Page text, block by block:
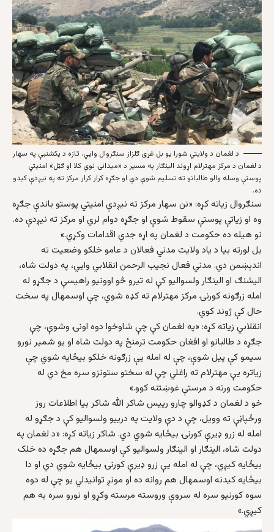
د لغمان د ولایتي شورا یو بل غړی ګلزاز سنګروال وایي، تازه د یکشنبې په سهار
د لغمان د مرکز مهترلام اړوند الینګار په مسیر د «میدانۍ نوې کلا او ګټل» امنیتي
پوستې وسله والو طالبانو ته تسلیم شوې دي او جګړه کرار کرار مرکز ته په نیږدې کیدو
ده.
سنګروال زیاته کړه: «نن سهار مرکز ته نیږدې امنیتي پوستو باندې جګړه
وه او زیاتې پوستې سقوط شوې او جګړه دوام لري او مرکز ته نیږدې ده.
نو هیله ده حکومت د لغمان په اړه جدي اقدامات وکړي.»
بل لورته بیا د یاد ولایت مدني فعالان د عامو خلکو وضعیت ته
اندېښمن دي. مدني فعال نجیب الرحمن انقلابي وایي، په دولت شاه،
الیشنګ او الینګار ولسوالیو کې له تیرو څو اوونیو راهیسې د جګړو له
امله زرګونه کورنۍ مرکز مهترلام ته کډه شوي، چې اوسمهال په سخت
حال کې ژوند کوي.
انقلابي زیاته کړه: «په لغمان کې چې شاوخوا دوه اونۍ وشوې، چې
جګړه د طالبانو او افغان حکومت ترمنځ په دولت شاه او یو شمیر نورو
سیمو کې پیل شوې، چې له امله یې زرګونه خلکو بیځایه شوي چې
زیاتره یې مهترلام ته راغلي چې له سختو ستونزو سره مخ دي له
حکومت ورته د مرستې غوښتنه کوو.»
خو د لغمان د کډوالو چارو رییس شاکر الله شاکر بیا اطلاعات روز
ورځپاڼې ته وویل، چې د دې ولایت په درییو ولسوالیو کې د جګړو له
امله له زرو ډیرې کورنۍ بیځایه شوي دي. شاکر زیاته کړه: «د لغمان په
دولت شاه، الینګار او الینګار ولسوالیو کې اوسمهال هم جګړه ده خلک
بیځایه کیږي، چې له امله یې زرو ډیرې کورنۍ بیځایه شوي دي او دا
بیځایه کیدنه اوسمهال هم روانه ده او مونږ توانیدلي یو چې له دوه
سوه کورنیو سره له سروې وروسته مرسته وکړو او نورو سره به هم
کیږي.»